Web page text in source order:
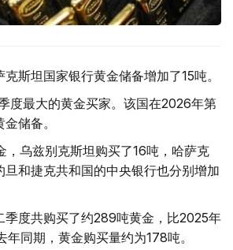
斯坦国家银行黄金储备增加了15吨。
度最大的黄金买家。该国在2026年第
储备。
，乌兹别克斯坦购买了16吨，哈萨克
旦和捷克共和国的中央银行也分别增加
季度共购买了约289吨黄金，比2025年
同期，黄金购买量约为178吨。